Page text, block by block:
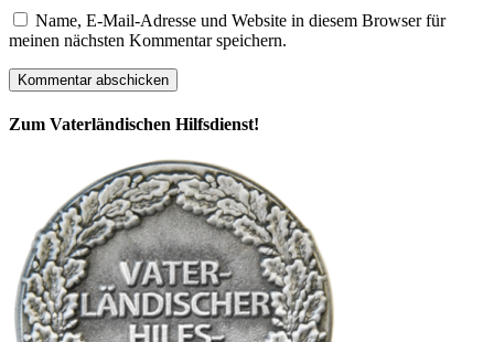
Name, E-Mail-Adresse und Website in diesem Browser für
meinen nächsten Kommentar speichern.
Zum Vaterländischen Hilfsdienst!